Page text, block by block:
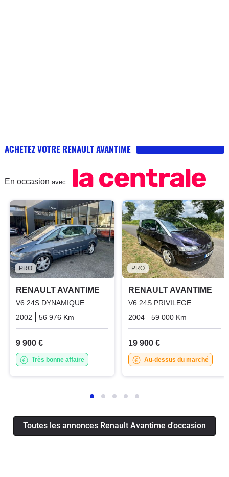
ACHETEZ VOTRE RENAULT AVANTIME
En occasion avec
PRO
RENAULT AVANTIME
V6 24S DYNAMIQUE
2002
56 976 Km Essence
9 900 €
Très bonne affaire
PRO
RENAULT AVANTIME
V6 24S PRIVILEGE
2004
59 000 Km
19 900 €
Au-dessus du marché
Toutes les annonces Renault Avantime d'occasion